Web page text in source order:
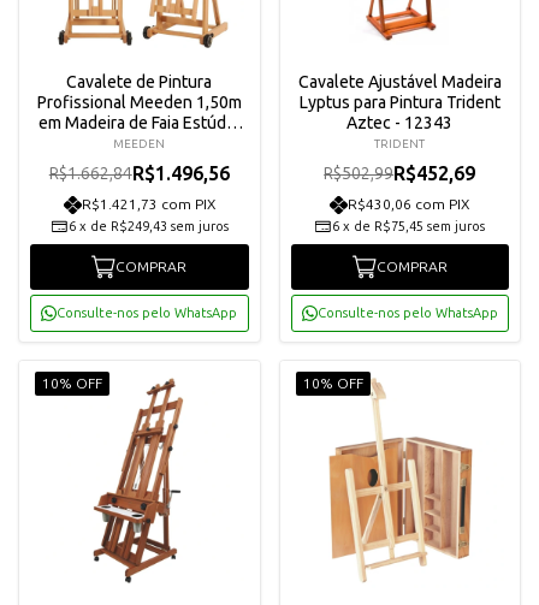
Cavalete de Pintura
Profissional Meeden 1,50m
em Madeira de Faia Estúdio
Versátil AFE-6019-YM
MEEDEN
R$1.662,84R$1.496,56
R$1.421,73 com PIX
6 x de R$249,43 sem juros
COMPRAR
Consulte-nos pelo WhatsApp
Cavalete Ajustável Madeira
Lyptus para Pintura Trident
Aztec - 12343
TRIDENT
R$502,99R$452,69
R$430,06 com PIX
6 x de R$75,45 sem juros
COMPRAR
Consulte-nos pelo WhatsApp
10% OFF 10% OFF